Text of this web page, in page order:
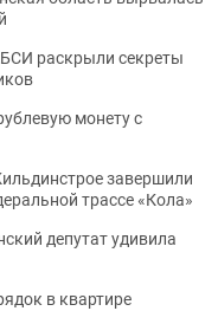
раскрыли секреты
монету с
завершили
трассе «Кола»
депутат удивила
в квартире